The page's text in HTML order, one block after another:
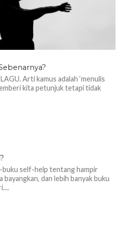
Arti kamus adalah ‘menulis
kita petunjuk tetapi tidak
buku self-help tentang hampir
dan lebih banyak buku